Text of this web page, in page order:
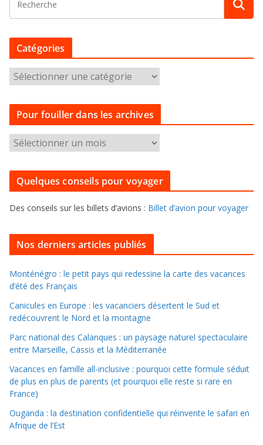
Catégories
a
t
g
e
s
Pour fouiller dans les archives
o
u
o
l
l
e
r
d
n
e
a
Quelques conseils pour voyager
Des conseils sur les billets d’avions : Billet d’avion pour voyager
Nos derniers articles publiés
Monténégro : le petit pays qui redessine la carte des vacances
d’été des Français
Canicules en Europe : les vacanciers désertent le Sud et
redécouvrent le Nord et la montagne
Parc national des Calanques : un paysage naturel spectaculaire
entre Marseille, Cassis et la Méditerranée
Vacances en famille all-inclusive : pourquoi cette formule séduit
de plus en plus de parents (et pourquoi elle reste si rare en
France)
Ouganda : la destination confidentielle qui réinvente le safari en
Afrique de l’Est